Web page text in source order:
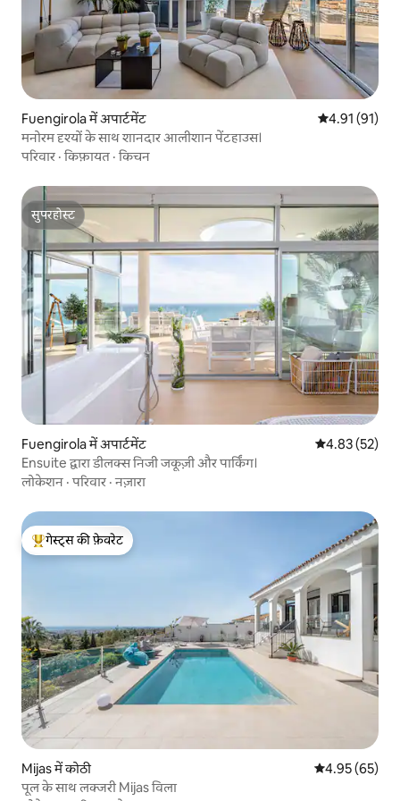
Fuengirola में अपार्टमेंट औसत रेटिंग 5 में
4.91 (91)
मनोरम दृश्यों के साथ शानदार आलीशान पेंटहाउस।
परिवार ·किफ़ायत ·किचन
सुपरहोस्ट
सुपरहोस्ट
Fuengirola में अपार्टमेंट औसत रेटिंग 5 में
4.83 (52)
Ensuite द्वारा डीलक्स निजी जकूज़ी और पार्किंग।
लोकेशन ·परिवार ·नज़ारा
गेस्ट्स का टॉप फ़ेवरेट
गेस्ट्स की फ़ेवरेट
Mijas में कोठी औसत रेटिंग 5 में
4.95 (65)
पूल के साथ लक्जरी Mijas विला